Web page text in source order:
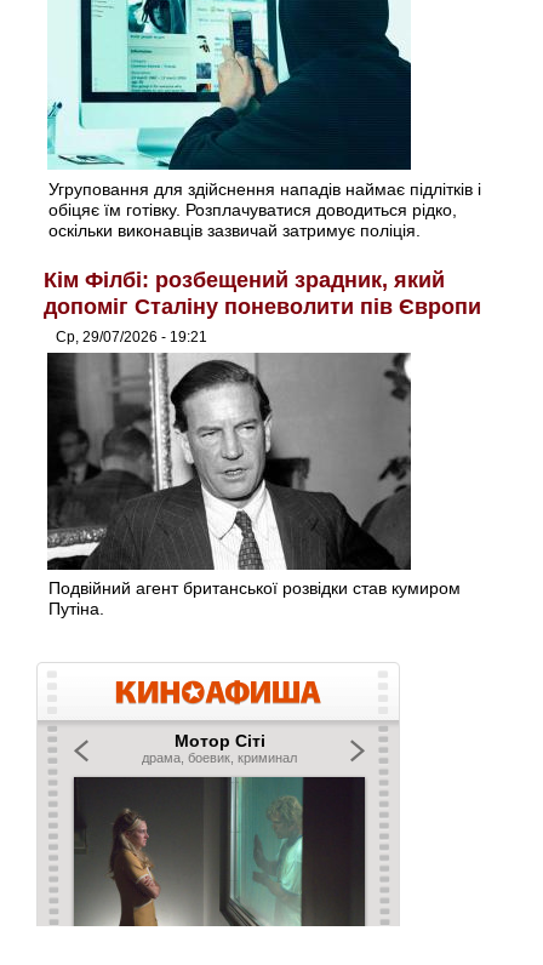
Угруповання для здійснення нападів наймає підлітків і
обіцяє їм готівку. Розплачуватися доводиться рідко,
оскільки виконавців зазвичай затримує поліція.
Кім Філбі: розбещений зрадник, який
допоміг Сталіну поневолити пів Європи
Ср, 29/07/2026 - 19:21
Подвійний агент британської розвідки став кумиром
Путіна.